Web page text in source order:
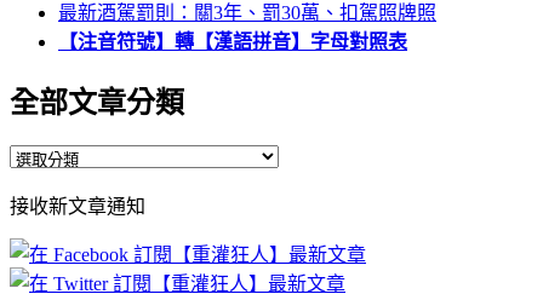
最新酒駕罰則：關3年、罰30萬、扣駕照牌照
【注音符號】轉【漢語拼音】字母對照表
全部文章分類
全
文
章
分
接收新文章通知